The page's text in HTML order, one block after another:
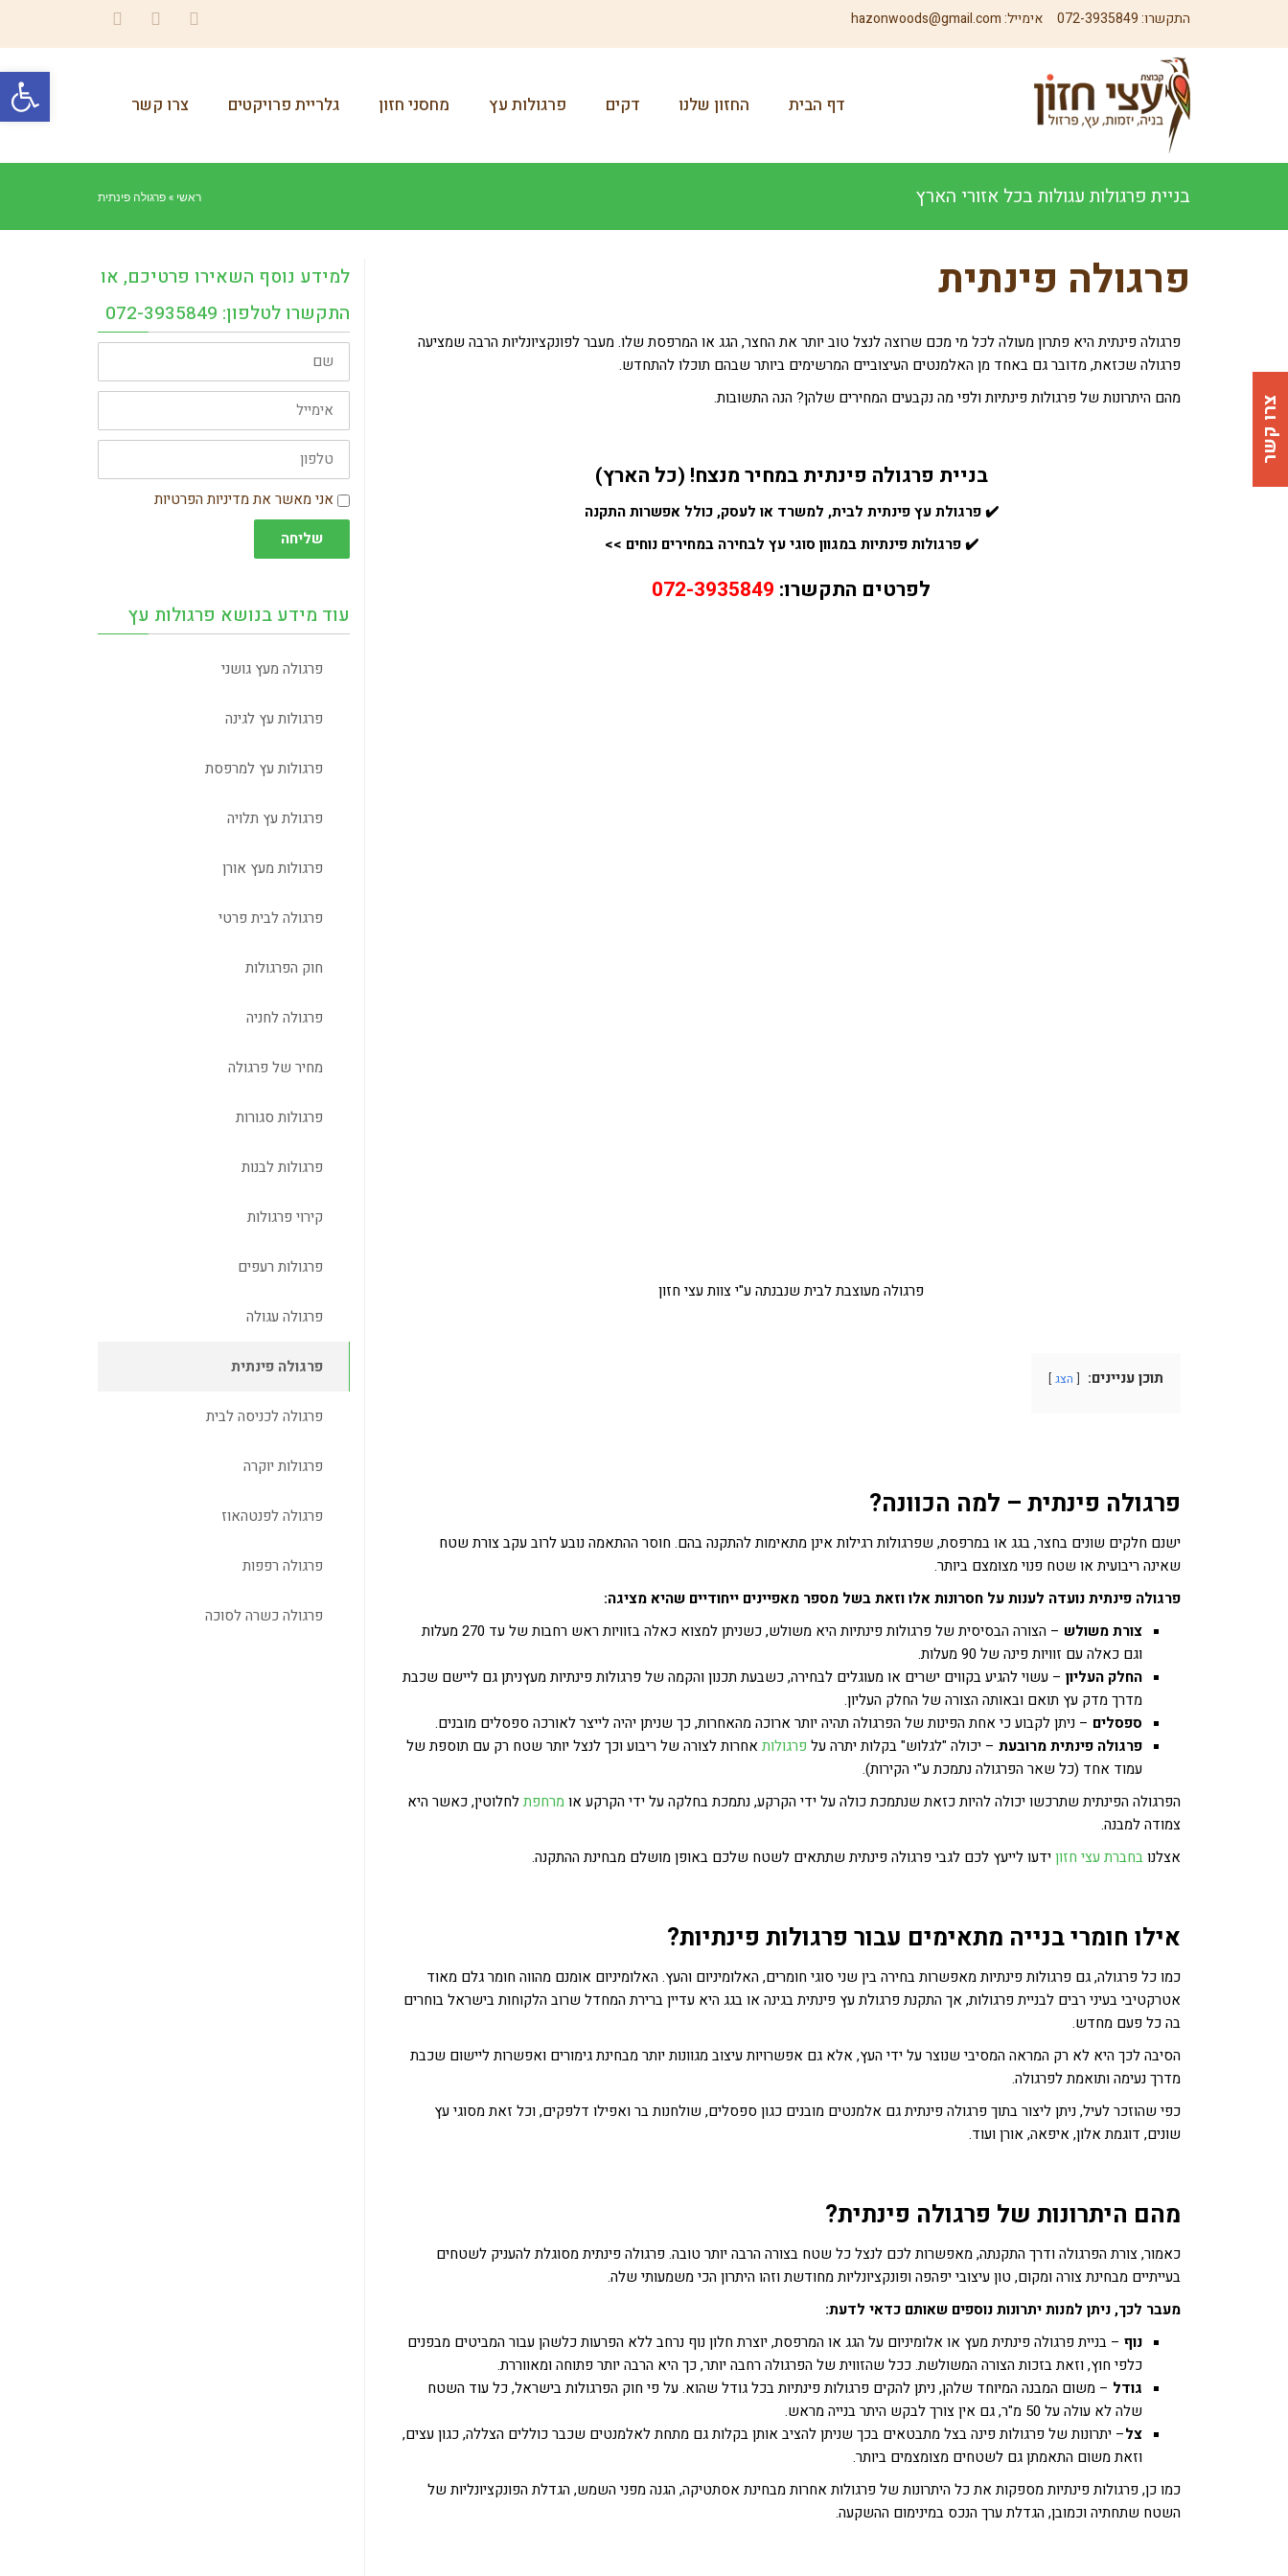
פתח
התקשרו:072-3935849 אימייל:hazonwoods@gmail.com
דף הבית החזון שלנו דקים פרגולות עץ מחסני חזון גלריית פרויקטים צרו קשר
בניית פרגולות עגולות בכל אזורי הארץ ראשי »פרגולה פינתית
פרגולה פינתית
פרגולה פינתית היא פתרון מעולה לכל מי מכם שרוצה לנצל טוב יותר את החצר, הגג או המרפסת שלו.מעבר לפונקציונליות הרבה שמציעה
פרגולה שכזאת, מדובר גם באחד מן האלמנטים העיצוביים המרשימים ביותר שבהם תוכלו להתחדש.
מהם היתרונות של פרגולות פינתיות ולפי מה נקבעים המחירים שלהן? הנה התשובות.
בניית פרגולה פינתית במחיר מנצח! (כל הארץ)
✔️ פרגולת עץ פינתית לבית, למשרד או לעסק, כולל אפשרות התקנה
✔️ פרגולות פינתיות במגוון סוגי עץ לבחירה במחירים נוחים >>
לפרטים התקשרו: 072-3935849
פרגולה מעוצבת לבית שנבנתה ע"י צוות עצי חזון
תוכן עניינים: הצג
פרגולה פינתית – למה הכוונה?
ישנם חלקים שונים בחצר, בגג או במרפסת, שפרגולות רגילות אינן מתאימות להתקנה בהם. חוסר ההתאמה נובע לרוב עקב צורת שטח
שאינה ריבועית או שטח פנוי מצומצם ביותר.
פרגולה פינתית נועדה לענות על חסרונות אלו וזאת בשל מספר מאפיינים ייחודיים שהיא מציגה:
צורת משולש
– הצורה הבסיסית של פרגולות פינתיות היא משולש, כשניתן למצוא כאלה בזוויות ראש רחבות של עד 270 מעלות
וגם כאלה עם זוויות פינה של 90 מעלות.
החלק העליון – עשוי להגיע בקווים ישרים או מעוגלים לבחירה, כשבעת תכנון והקמה של פרגולות פינתיות מעץניתן גם ליישם שכבת
מדרך מדק עץ תואם ובאותה הצורה של החלק העליון.
ספסלים – ניתן לקבוע כי אחת הפינות של הפרגולה תהיה יותר ארוכה מהאחרות, כך שניתן יהיה לייצר לאורכה ספסלים מובנים.
פרגולה פינתית מרובעת – יכולה "לגלוש" בקלות יתרה על פרגולות אחרות לצורה של ריבוע וכך לנצל יותר שטח רק עם תוספת של
עמוד אחד (כל שאר הפרגולה נתמכת ע"י הקירות).
הפרגולה הפינתית שתרכשו יכולה להיות כזאת שנתמכת כולה על ידי הקרקע, נתמכת בחלקה על ידי הקרקע או מרחפתלחלוטין, כאשר היא
צמודה למבנה.
אצלנובחברת עצי חזוןידעו לייעץ לכם לגבי פרגולה פינתית שתתאים לשטח שלכם באופן מושלם מבחינת ההתקנה.
אילו חומרי בנייה מתאימים עבור פרגולות פינתיות?
כמו כל פרגולה, גם פרגולות פינתיות מאפשרות בחירה בין שני סוגי חומרים, האלומיניום והעץ. האלומיניום אומנם מהווה חומר גלם מאוד
אטרקטיבי בעיני רבים לבניית פרגולות, אך התקנת פרגולת עץ פינתית בגינה או בגג היא עדיין ברירת המחדל שרוב הלקוחות בישראל בוחרים
בה כל פעם מחדש.
הסיבה לכך היא לא רק המראה המסיבי שנוצר על ידי העץ, אלא גם אפשרויות עיצוב מגוונות יותר מבחינת גימורים ואפשרות ליישום שכבת
מדרך נעימה ותואמת לפרגולה.
כפי שהוזכר לעיל, ניתן ליצור בתוך פרגולה פינתית גם אלמנטים מובנים כגון ספסלים, שולחנות בר ואפילו דלפקים, וכל זאת מסוגי עץ
שונים, דוגמת אלון, איפאה, אורן ועוד.
מהם היתרונות של פרגולה פינתית?
כאמור, צורת הפרגולה ודרך התקנתה, מאפשרות לכם לנצל כל שטח בצורה הרבה יותר טובה. פרגולה פינתית מסוגלת להעניק לשטחים
בעייתיים מבחינת צורה ומקום, טון עיצובי יפהפה ופונקציונליות מחודשת וזהו היתרון הכי משמעותי שלה.
מעבר לכך, ניתן למנות יתרונות נוספים שאותם כדאי לדעת:
נוף – בניית פרגולה פינתית מעץ או אלומיניום על הגג או המרפסת, יוצרת חלון נוף נרחב ללא הפרעות כלשהן עבור המביטים מבפנים
כלפי חוץ, וזאת בזכות הצורה המשולשת. ככל שהזווית של הפרגולה רחבה יותר, כך היא הרבה יותר פתוחה ומאווררת.
גודל – משום המבנה המיוחד שלהן, ניתן להקים פרגולות פינתיות בכל גודל שהוא. על פי חוק הפרגולות בישראל, כל עוד השטח
שלה לא עולה על 50 מ"ר, גם אין צורך לבקש היתר בנייה מראש.
צל– יתרונות של פרגולות פינה בצל מתבטאים בכך שניתן להציב אותן בקלות גם מתחת לאלמנטים שכבר כוללים הצללה, כגון עצים,
וזאת משום התאמתן גם לשטחים מצומצמים ביותר.
כמו כן, פרגולות פינתיות מספקות את כל היתרונות של פרגולות אחרות מבחינת אסתטיקה, הגנה מפני השמש, הגדלת הפונקציונליות של
השטח שתחתיה וכמובן, הגדלת ערך הנכס במינימום ההשקעה.
למידע נוסף השאירו פרטיכם, או
התקשרו לטלפון: 072-3935849
שם
אימייל
טלפון
הסכמה
אני מאשר את מדיניות הפרטיות
שליחה
עוד מידע בנושא פרגולות עץ
פרגולה מעץ גושני
פרגולות עץ לגינה
פרגולות עץ למרפסת
פרגולת עץ תלויה
פרגולות מעץ אורן
פרגולה לבית פרטי
חוק הפרגולות
פרגולה לחניה
מחיר של פרגולה
פרגולות סגורות
פרגולות לבנות
קירוי פרגולות
פרגולות רעפים
פרגולה עגולה
פרגולה פינתית
פרגולה לכניסה לבית
פרגולות יוקרה
פרגולה לפנטהאוז
פרגולה רפפות
פרגולה כשרה לסוכה
צרו קשר